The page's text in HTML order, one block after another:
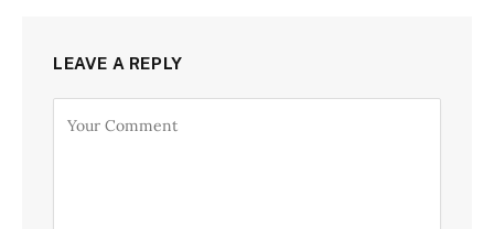
LEAVE A REPLY